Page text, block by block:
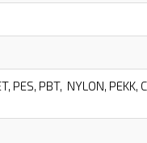
PBT, NYLON, PEKK,